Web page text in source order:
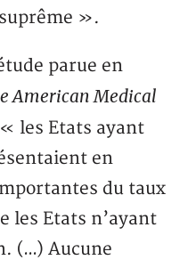
».
parue en
American Medical
les Etats ayant
en
du taux
les Etats n’ayant
(…) Aucune